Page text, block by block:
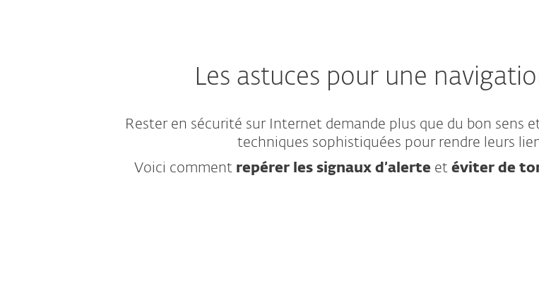
Les astuces pour une
Rester en sécurité sur Internet demande plus que du bon sens
techniques sophistiquées pour rendre leurs
Voici comment repérer les signaux d’alerte et éviter de